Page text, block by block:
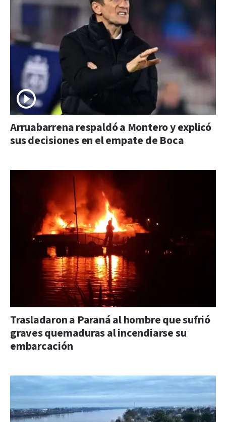
Arruabarrena respaldó a Montero y explicó
sus decisiones en el empate de Boca
Trasladaron a Paraná al hombre que sufrió
graves quemaduras al incendiarse su
embarcación